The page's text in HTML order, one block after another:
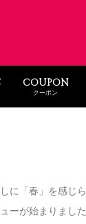
COUPON
クーポン
に「春」を感じ
ーが始まりました